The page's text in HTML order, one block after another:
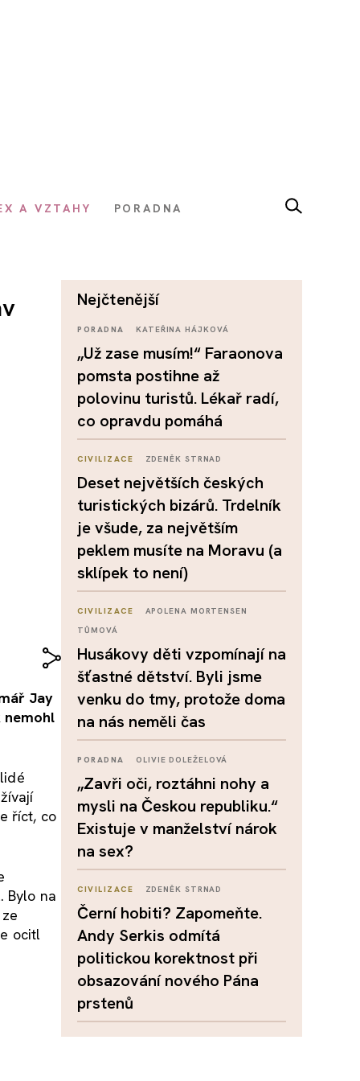
A VZTAHY PORADNA
Jay
nemohl
říct, co
Bylo na
ocitl
nejčtenější
PORADNA KATEŘINA HÁJKOVÁ
„Už zase musím!“ Faraonova
pomsta postihne až
polovinu turistů. Lékař radí,
co opravdu pomáhá
CIVILIZACE ZDENĚK STRNAD
Deset největších českých
turistických bizárů. Trdelník
je všude, za největším
peklem musíte na Moravu (a
sklípek to není)
CIVILIZACE
APOLENA MORTENSEN
TŮMOVÁ
Husákovy děti vzpomínají na
šťastné dětství. Byli jsme
venku do tmy, protože doma
na nás neměli čas
PORADNA OLIVIE DOLEŽELOVÁ
„Zavři oči, roztáhni nohy a
mysli na Českou republiku.“
Existuje v manželství nárok
na sex?
CIVILIZACE ZDENĚK STRNAD
Černí hobiti? Zapomeňte.
Andy Serkis odmítá
politickou korektnost při
obsazování nového Pána
prstenů